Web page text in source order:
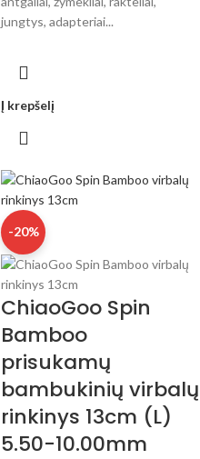
jungtys, adapteriai...
Į krepšelį
-20%
ChiaoGoo Spin
Bamboo
prisukamų
bambukinių virbalų
rinkinys 13cm (L)
5.50-10.00mm